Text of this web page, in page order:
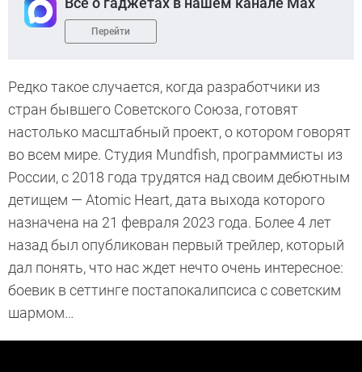
Перейти
Редко такое случается, когда разработчики из
стран бывшего Советского Союза, готовят
настолько масштабный проект, о котором говорят
во всем мире. Студия Mundfish, программисты из
России, с 2018 года трудятся над своим дебютным
детищем — Atomic Heart, дата выхода которого
назначена на 21 февраля 2023 года. Более 4 лет
назад был опубликован первый трейлер, который
дал понять, что нас ждет нечто очень интересное:
боевик в сеттинге постапокалипсиса с советским
шармом…